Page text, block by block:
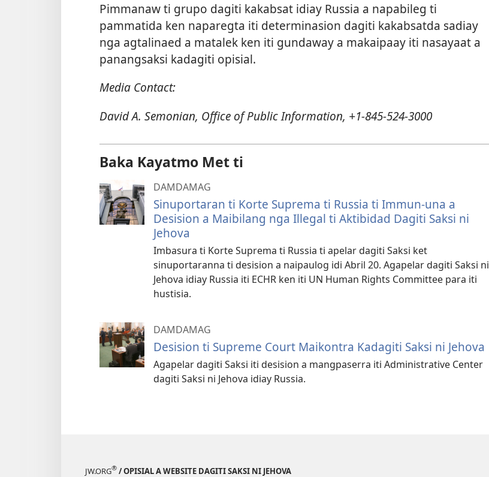
Pimmanaw ti grupo dagiti kakabsat idiay Russia a napabileg ti
pammatida ken naparegta iti determinasion dagiti kakabsatda sadiay
nga agtalinaed a matalek ken iti gundaway a makaipaay iti nasayaat a
panangsaksi kadagiti opisial.
Media Contact:
David A. Semonian, Office of Public Information, +1-845-524-3000
Baka Kayatmo Met ti
DAMDAMAG
Sinuportaran ti Korte Suprema ti Russia ti Immun-una a
Desision a Maibilang nga Illegal ti Aktibidad Dagiti Saksi ni
Jehova
Imbasura ti Korte Suprema ti Russia ti apelar dagiti Saksi ket
sinuportaranna ti desision a naipaulog idi Abril 20. Agapelar dagiti Saksi ni
Jehova idiay Russia iti ECHR ken iti UN Human Rights Committee para iti
hustisia.
DAMDAMAG
Desision ti Supreme Court Maikontra Kadagiti Saksi ni Jehova
Agapelar dagiti Saksi iti desision a mangpaserra iti Administrative Center
dagiti Saksi ni Jehova idiay Russia.
JW.ORG® / OPISIAL A WEBSITE DAGITI SAKSI NI JEHOVA